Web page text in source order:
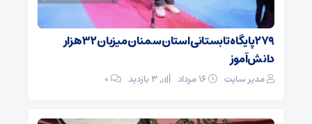
۲۷۹ پایگاه تابستانی استان سمنان میزبان ۳۲ هزار
دانش‌آموز
مدیر سایت ۰